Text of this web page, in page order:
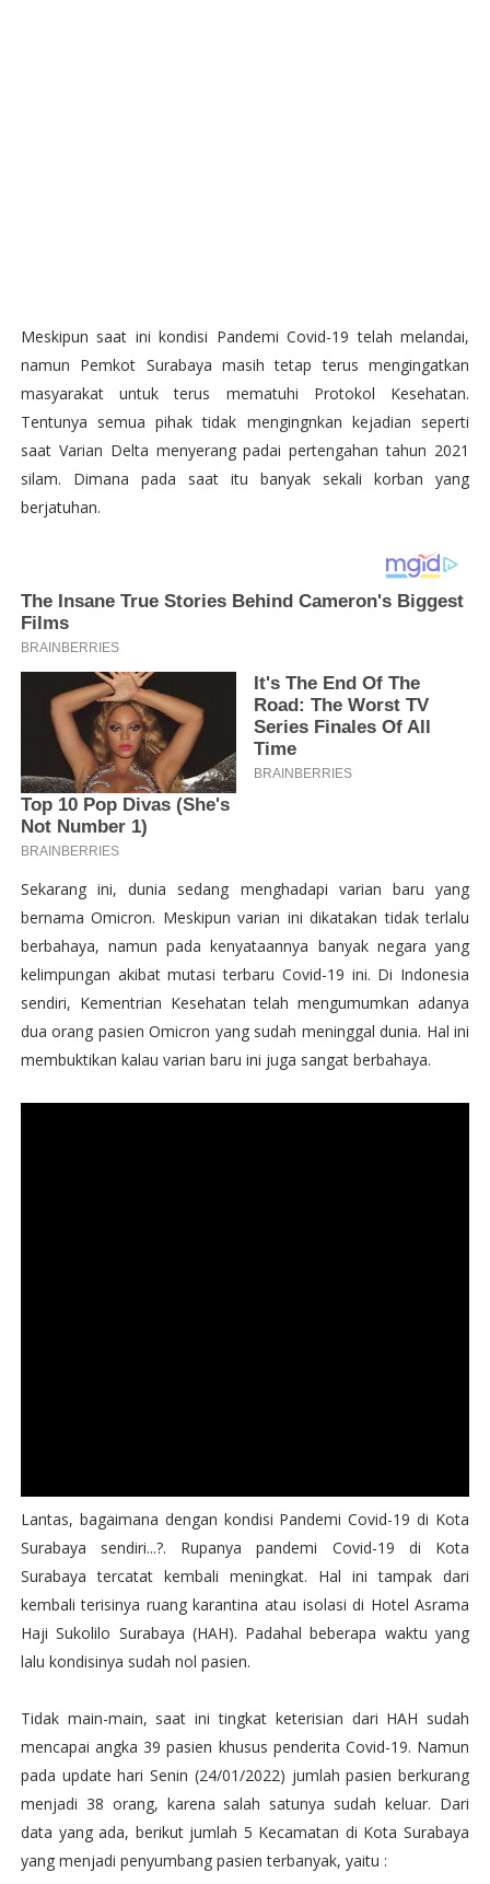
Meskipun saat ini kondisi Pandemi Covid-19 telah melandai,
namun Pemkot Surabaya masih tetap terus mengingatkan
masyarakat untuk terus mematuhi Protokol Kesehatan.
Tentunya semua pihak tidak mengingnkan kejadian seperti
saat Varian Delta menyerang padai pertengahan tahun 2021
silam. Dimana pada saat itu banyak sekali korban yang
berjatuhan.
Sekarang ini, dunia sedang menghadapi varian baru yang
bernama Omicron. Meskipun varian ini dikatakan tidak terlalu
berbahaya, namun pada kenyataannya banyak negara yang
kelimpungan akibat mutasi terbaru Covid-19 ini. Di Indonesia
sendiri, Kementrian Kesehatan telah mengumumkan adanya
dua orang pasien Omicron yang sudah meninggal dunia. Hal ini
membuktikan kalau varian baru ini juga sangat berbahaya.
Lantas, bagaimana dengan kondisi Pandemi Covid-19 di Kota
Surabaya sendiri...?. Rupanya pandemi Covid-19 di Kota
Surabaya tercatat kembali meningkat. Hal ini tampak dari
kembali terisinya ruang karantina atau isolasi di Hotel Asrama
Haji Sukolilo Surabaya (HAH). Padahal beberapa waktu yang
lalu kondisinya sudah nol pasien.
Tidak main-main, saat ini tingkat keterisian dari HAH sudah
mencapai angka 39 pasien khusus penderita Covid-19. Namun
pada update hari Senin (24/01/2022) jumlah pasien berkurang
menjadi 38 orang, karena salah satunya sudah keluar. Dari
data yang ada, berikut jumlah 5 Kecamatan di Kota Surabaya
yang menjadi penyumbang pasien terbanyak, yaitu :